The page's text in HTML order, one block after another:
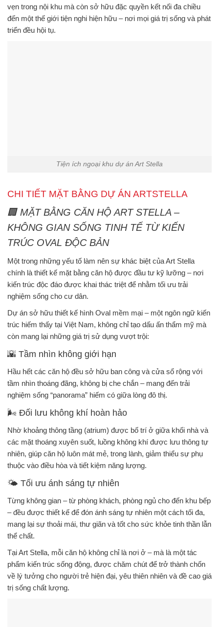
vẹn trong nội khu mà còn sở hữu đặc quyền kết nối đa chiều
đến một thế giới tiện nghi hiện hữu – nơi mọi giá trị sống và phát
triển đều hội tụ.
Tiện ích ngoại khu dự án Art Stella
CHI TIẾT MẶT BẰNG DỰ ÁN ARTSTELLA
🏢 MẶT BẰNG CĂN HỘ ART STELLA –
KHÔNG GIAN SỐNG TINH TẾ TỪ KIẾN
TRÚC OVAL ĐỘC BẢN
Một trong những yếu tố làm nên sự khác biệt củaArt Stella
chính là thiết kế mặt bằng căn hộ được đầu tư kỹ lưỡng – nơi
kiến trúc độc đáo được khai thác triệt để nhằm tối ưu trải
nghiệm sống cho cư dân.
Dự án sở hữu thiết kế hình Oval mềm mại – một ngôn ngữ kiến
trúc hiếm thấy tại Việt Nam, không chỉ tạo dấu ấn thẩm mỹ mà
còn mang lại những giá trị sử dụng vượt trội:
🌇 Tầm nhìn không giới hạn
Hầu hết các căn hộ đều sở hữu ban công và cửa sổ rộng với
tầm nhìn thoáng đãng, không bị che chắn – mang đến trải
nghiệm sống “panorama” hiếm có giữa lòng đô thị.
🌬️ Đối lưu không khí hoàn hảo
Nhờ khoảng thông tầng (atrium) được bố trí ở giữa khối nhà và
các mặt thoáng xuyên suốt, luồng không khí được lưu thông tự
nhiên, giúp căn hộ luôn mát mẻ, trong lành, giảm thiểu sự phụ
thuộc vào điều hòa và tiết kiệm năng lượng.
🌤️ Tối ưu ánh sáng tự nhiên
Từng không gian – từ phòng khách, phòng ngủ cho đến khu bếp
– đều được thiết kế để đón ánh sáng tự nhiên một cách tối đa,
mang lại sự thoải mái, thư giãn và tốt cho sức khỏe tinh thần lẫn
thể chất.
TạiArt Stella, mỗi căn hộ không chỉ là nơi ở – mà là một tác
phẩm kiến trúc sống động, được chăm chút để trở thành chốn
về lý tưởng cho người trẻ hiện đại, yêu thiên nhiên và đề cao giá
trị sống chất lượng.